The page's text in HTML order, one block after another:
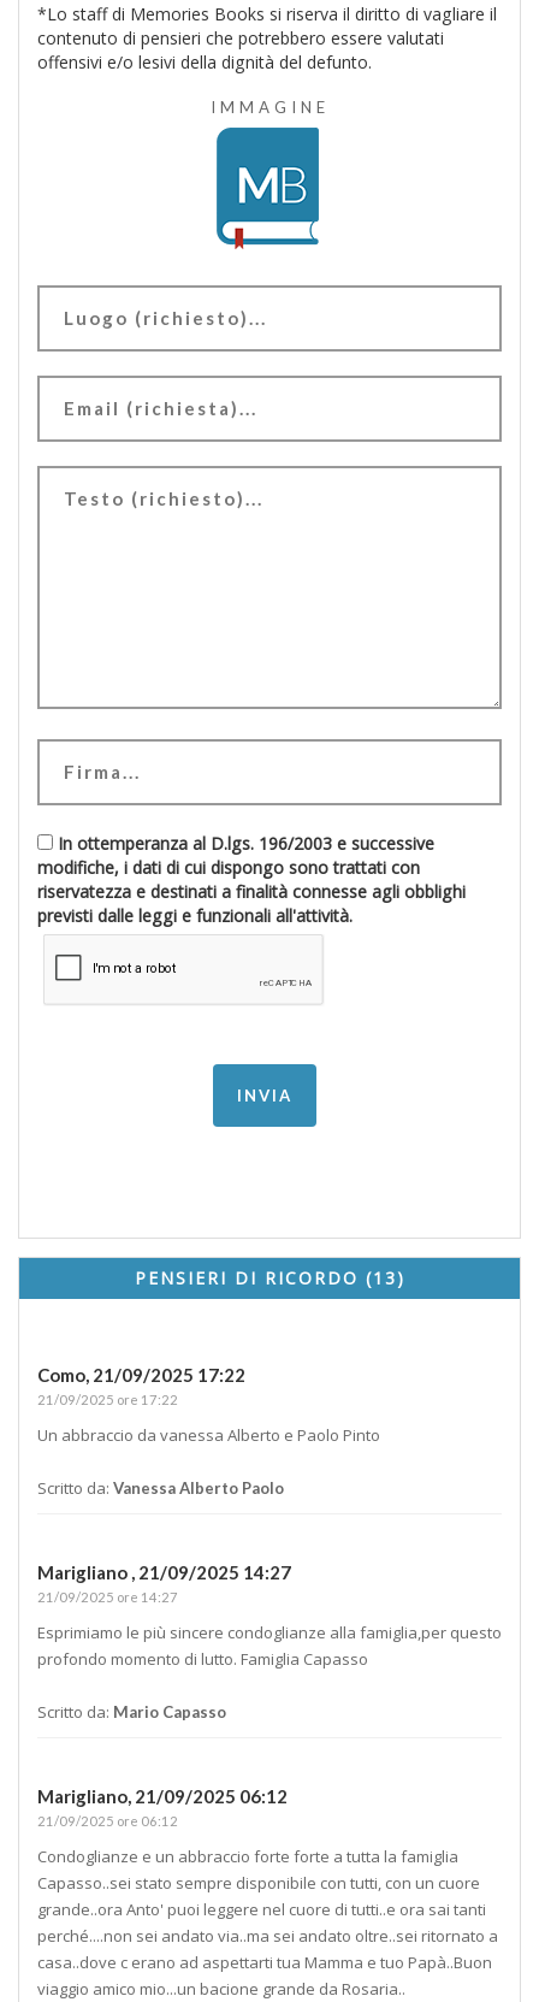
*Lo staff di Memories Books si riserva il diritto di vagliare il
contenuto di pensieri che potrebbero essere valutati
offensivi e/o lesivi della dignità del defunto.
IMMAGINE
In ottemperanza al D.lgs. 196/2003 e successive
modifiche, i dati di cui dispongo sono trattati con
riservatezza e destinati a finalità connesse agli obblighi
previsti dalle leggi e funzionali all'attività.
PENSIERI DI RICORDO (13)
Como, 21/09/2025 17:22
21/09/2025 ore 17:22
Un abbraccio da vanessa Alberto e Paolo Pinto
Scritto da: Vanessa Alberto Paolo
Marigliano , 21/09/2025 14:27
21/09/2025 ore 14:27
Esprimiamo le più sincere condoglianze alla famiglia,per questo
profondo momento di lutto. Famiglia Capasso
Scritto da: Mario Capasso
Marigliano, 21/09/2025 06:12
21/09/2025 ore 06:12
Condoglianze e un abbraccio forte forte a tutta la famiglia
Capasso..sei stato sempre disponibile con tutti, con un cuore
grande..ora Anto' puoi leggere nel cuore di tutti..e ora sai tanti
perché....non sei andato via..ma sei andato oltre..sei ritornato a
casa..dove c erano ad aspettarti tua Mamma e tuo Papà..Buon
viaggio amico mio...un bacione grande da Rosaria..